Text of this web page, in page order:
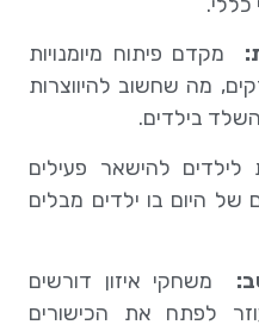
מקדם פיתוח מיומנויות
מה שחשוב להיווצרות
בילדים.
לילדים להישאר פעילים
של היום בו ילדים מבלים
משחקי איזון דורשים
לפתח את הכישורים